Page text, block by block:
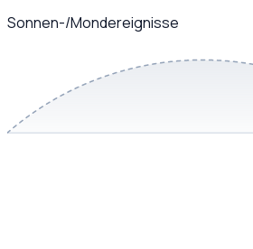
Sonnen-/Mondereignisse